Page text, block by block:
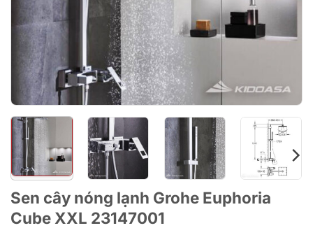
Sen cây nóng lạnh Grohe Euphoria
Cube XXL 23147001